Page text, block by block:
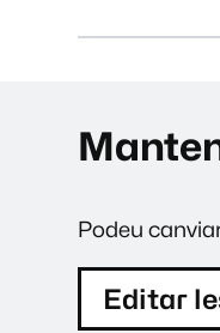
Podeu
Editar